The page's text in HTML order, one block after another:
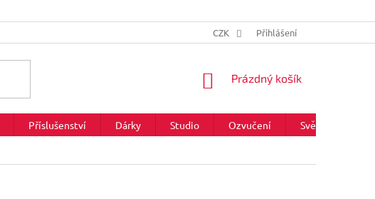
CZK Přihlášení
NÁKUPNÍ
Prázdný košík
Příslušenství Dárky Studio Ozvučení Světla